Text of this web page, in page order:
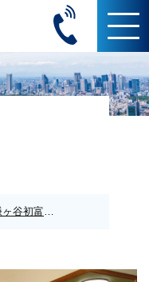
サンクレイドル鎌ヶ谷初富レジデンス